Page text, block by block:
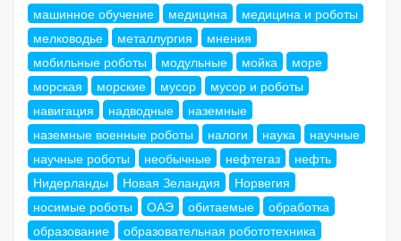
машинное обучение
медицина
медицина и роботы
мелководье
металлургия
мнения
мобильные роботы
модульные мойка
море
морская
морские мусор
мусор и роботы
навигация
надводные
наземные
наземные военные роботы
налоги наука
научные
научные роботы
необычные нефтегаз
нефть
Нидерланды
Новая Зеландия
Норвегия
носимые роботы
ОАЭ обитаемые
обработка
образование
образовательная робототехника